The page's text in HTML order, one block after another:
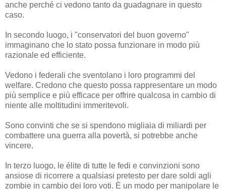
anche perché ci vedono tanto da guadagnare in questo
caso.
In secondo luogo, i "conservatori del buon governo"
immaginano che lo stato possa funzionare in modo più
razionale ed efficiente.
Vedono i federali che sventolano i loro programmi del
welfare. Credono che questo possa rappresentare un modo
più semplice e più efficace per offrire qualcosa in cambio di
niente alle moltitudini immeritevoli.
Sono convinti che se si spendono migliaia di miliardi per
combattere una guerra alla povertà, si potrebbe anche
vincere.
In terzo luogo, le élite di tutte le fedi e convinzioni sono
ansiose di ricorrere a qualsiasi pretesto per dare soldi agli
zombie in cambio dei loro voti. È un modo per manipolare le